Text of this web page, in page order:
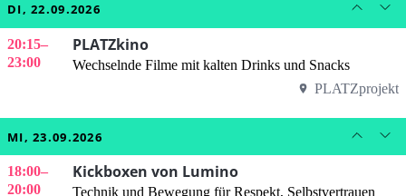
DI, 22.09.2026
20:15–
23:00
PLATZkino
Wechselnde Filme mit kalten Drinks und Snacks
PLATZprojekt
MI, 23.09.2026
18:00–
20:00
Kickboxen von Lumino
Technik und Bewegung für Respekt, Selbstvertrauen